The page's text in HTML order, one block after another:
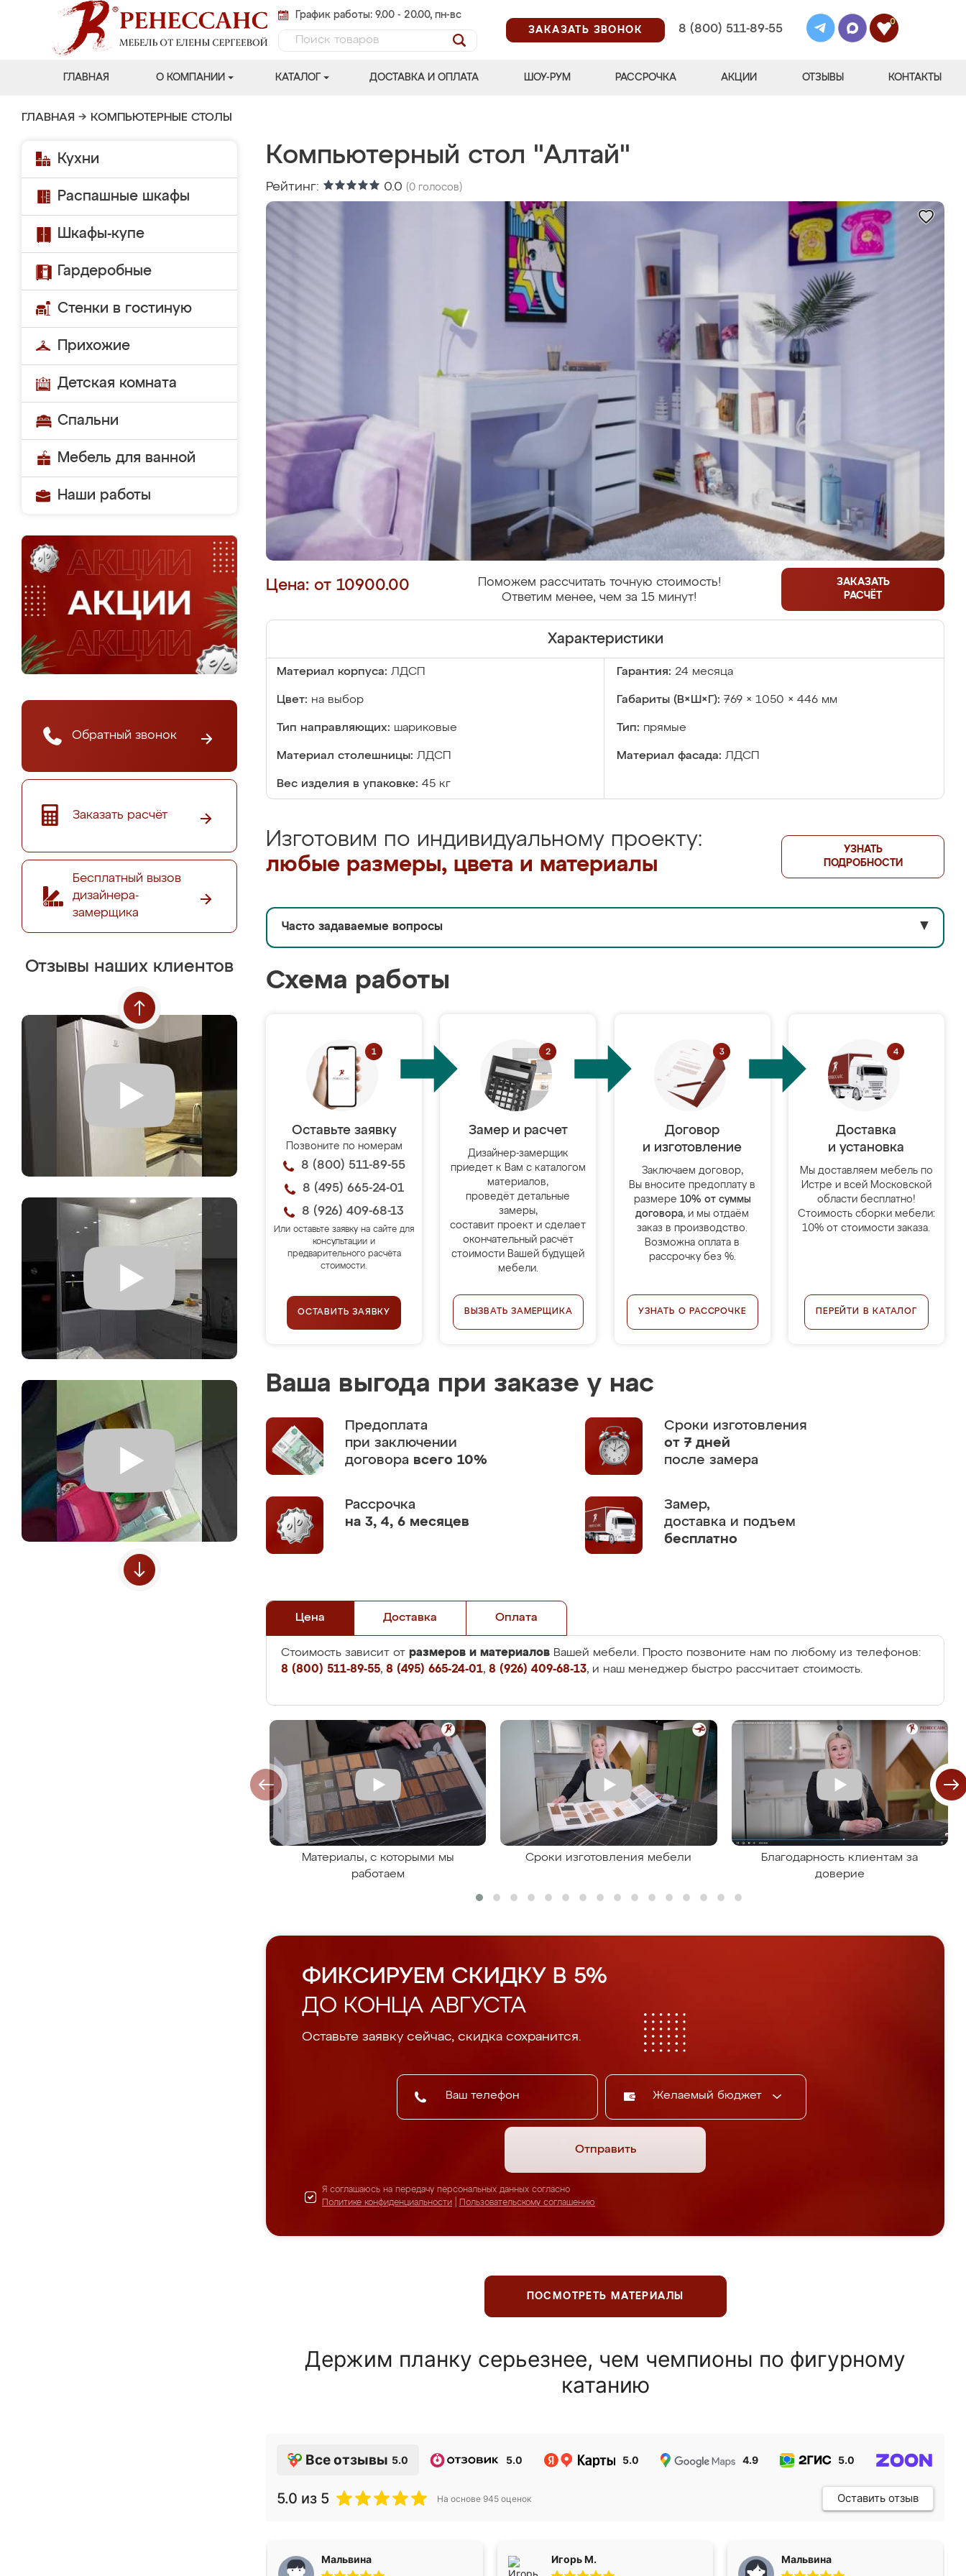
График работы: 9.00 - 20.00, пн-вс
ЗАКАЗАТЬ ЗВОНОК
8 (800) 511-89-55
0
ГЛАВНАЯ О КОМПАНИИ КАТАЛОГ ДОСТАВКА И ОПЛАТА ШОУ-РУМ РАССРОЧКА АКЦИИ ОТЗЫВЫ КОНТАКТЫ
ГЛАВНАЯ → КОМПЬЮТЕРНЫЕ СТОЛЫ
Кухни
Распашные шкафы
Шкафы-купе
Гардеробные
Стенки в гостиную
Прихожие
Детская комната
Спальни
Мебель для ванной
Наши работы
Обратный звонок
Заказать расчёт
Бесплатный вызов
дизайнера-
замерщика
Отзывы наших клиентов
Компьютерный стол "Алтай"
Рейтинг: 0.0 (0 голосов)
Цена: от 10900.00
Поможем рассчитать точную стоимость!
Ответим менее, чем за 15 минут!
ЗАКАЗАТЬ
РАСЧЁТ
Характеристики
Материал корпуса: ЛДСП Гарантия: 24 месяца
Цвет: на выбор Габариты (В×Ш×Г): 769 × 1050 × 446 мм
Тип направляющих: шариковые Тип: прямые
Материал столешницы: ЛДСП Материал фасада: ЛДСП
Вес изделия в упаковке: 45 кг
Изготовим по индивидуальному проекту:
любые размеры, цвета и материалы
УЗНАТЬ
ПОДРОБНОСТИ
Часто задаваемые вопросы ▼
Схема работы
Оставьте заявку
Позвоните по номерам
8 (800) 511-89-55
8 (495) 665-24-01
8 (926) 409-68-13
Или оставьте заявку на сайте для
консультации и
предварительного расчёта
стоимости.
ОСТАВИТЬ ЗАЯВКУ
Замер и расчет
Дизайнер-замерщик
приедет к Вам с каталогом
материалов,
проведёт детальные
замеры,
составит проект и сделает
окончательный расчёт
стоимости Вашей будущей
мебели.
ВЫЗВАТЬ ЗАМЕРЩИКА
Договор
и изготовление
Заключаем договор,
Вы вносите предоплату в
размере 10% от суммы
договора, и мы отдаём
заказ в производство.
Возможна оплата в
рассрочку без %.
УЗНАТЬ О РАССРОЧКЕ
Доставка
и установка
Мы доставляем мебель по
Истре и всей Московской
области бесплатно!
Стоимость сборки мебели:
10% от стоимости заказа.
ПЕРЕЙТИ В КАТАЛОГ
Ваша выгода при заказе у нас
Предоплата
при заключении
договора всего 10%
Сроки изготовления
от 7 дней
после замера
Рассрочка
на 3, 4, 6 месяцев
Замер,
доставка и подъем
бесплатно
Цена Доставка Оплата
Стоимость зависит от размеров и материалов Вашей мебели. Просто позвоните нам по любому из телефонов:
8 (800) 511-89-55, 8 (495) 665-24-01, 8 (926) 409-68-13, и наш менеджер быстро рассчитает стоимость.
Материалы, с которыми мы
работаем
Сроки изготовления мебели
Благодарность клиентам за
доверие
ФИКСИРУЕМ СКИДКУ В 5%
ДО КОНЦА АВГУСТА
Оставьте заявку сейчас, скидка сохранится.
Желаемый бюджет
Отправить
Я соглашаюсь на передачу персональных данных согласно
Политике конфиденциальности
Пользовательскому соглашению
ПОСМОТРЕТЬ МАТЕРИАЛЫ
Держим планку серьезнее, чем чемпионы по фигурному
катанию
Все отзывы 5.0 5.0 5.0 4.9 5.0
5.0 из 5 На основе 945 оценок Оставить отзыв
Мальвина Игорь М. Мальвина